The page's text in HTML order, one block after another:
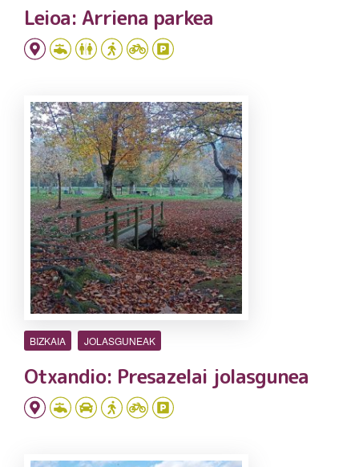
Leioa: Arriena parkea
BIZKAIA JOLASGUNEAK
Otxandio: Presazelai jolasgunea